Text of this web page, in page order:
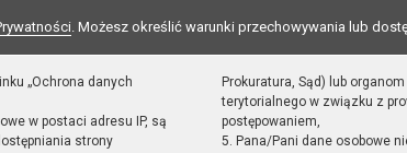
. Możesz określić warunki przechowywania lub
„Ochrona danych
w postaci adresu IP, są
strony
Prokuratura, Sąd) lub
terytorialnego w związku z
postępowaniem,
5. Pana/Pani dane osobowe